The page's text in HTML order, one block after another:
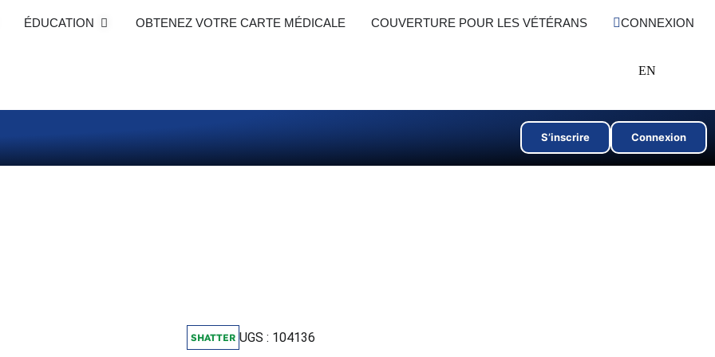
Boutique
ÉDUCATION Ouvrir Éducation
OBTENEZ VOTRE CARTE MÉDICALE COUVERTURE POUR LES VÉTÉRANS CONNEXION
EN
S’inscrire Connexion
SHATTER UGS : 104136